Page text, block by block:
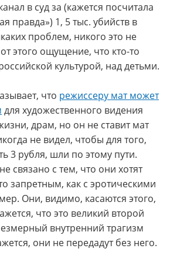
в суд за (кажется посчитала
правда») 1, 5 тыс. убийств в
проблем, никого это не
этого ощущение, что кто-то
культурой, над детьми.
что режиссеру мат может
для художественного видения
драм, но он не ставит мат
не видел, чтобы для того,
3 рубля, шли по этому пути.
связано с тем, что они хотят
запретным, как с эротическими
Они, видимо, касаются этого,
что это великий второй
внутренний трагизм
они не передадут без него.